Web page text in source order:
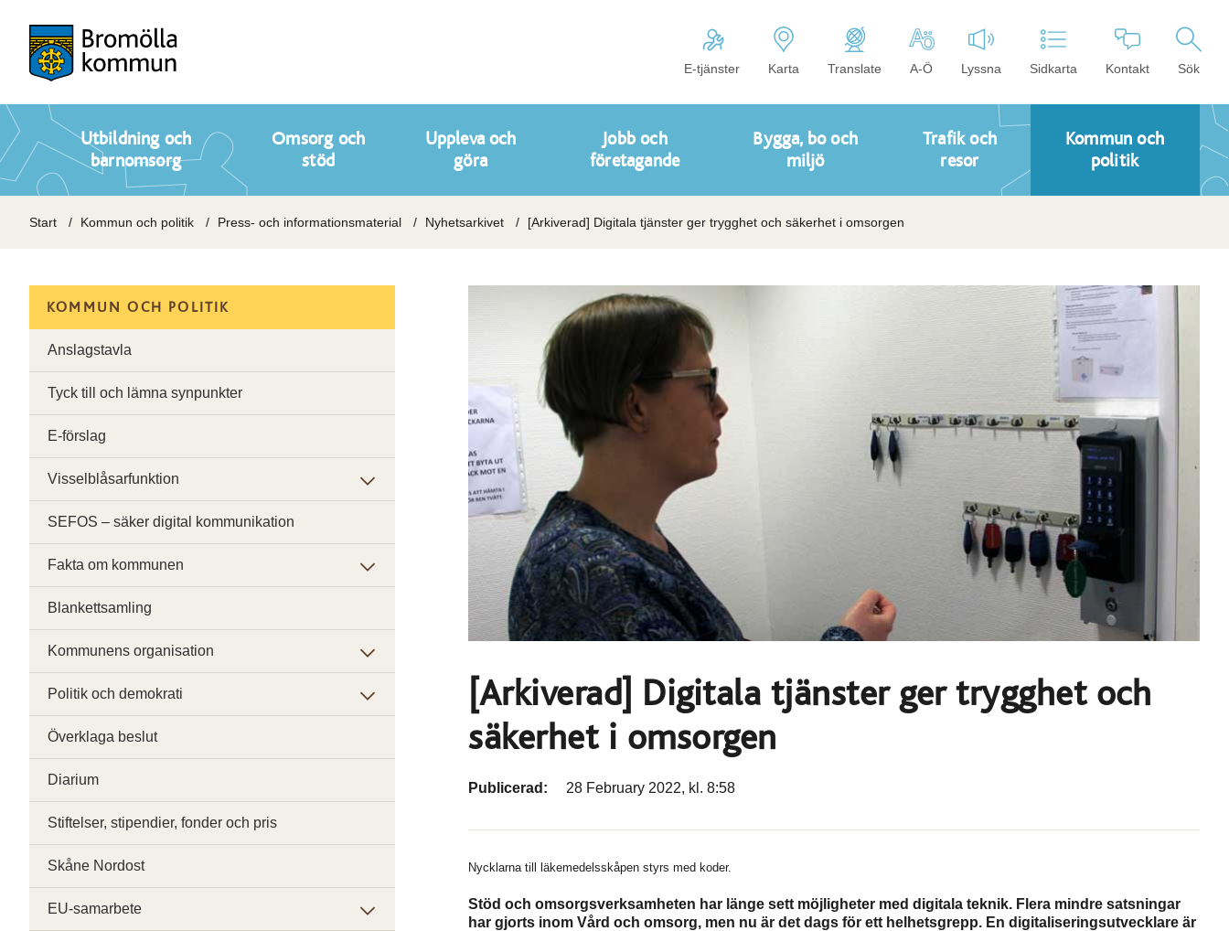
E-tjänster Karta Translate A-Ö Lyssna Sidkarta Kontakt Sök
Utbildning och
barnomsorg
Omsorg och
stöd
Uppleva och
göra
Jobb och
företagande
Bygga, bo och
miljö
Trafik och
resor
Kommun och
politik
Start Kommun och politik Press- och informationsmaterial Nyhetsarkivet [Arkiverad] Digitala tjänster ger trygghet och säkerhet i omsorgen
[Arkiverad] Digitala tjänster ger trygghet och
säkerhet i omsorgen
Publicerad: 28 February 2022, kl. 8:58
Nycklarna till läkemedelsskåpen styrs med koder.
Stöd och omsorgsverksamheten har länge sett möjligheter med digitala teknik. Flera mindre satsningar
har gjorts inom Vård och omsorg, men nu är det dags för ett helhetsgrepp. En digitaliseringsutvecklare är
KOMMUN OCH POLITIK
Anslagstavla
Tyck till och lämna synpunkter
E-förslag
Visselblåsarfunktion
SEFOS – säker digital kommunikation
Fakta om kommunen
Blankettsamling
Kommunens organisation
Politik och demokrati
Överklaga beslut
Diarium
Stiftelser, stipendier, fonder och pris
Skåne Nordost
EU-samarbete